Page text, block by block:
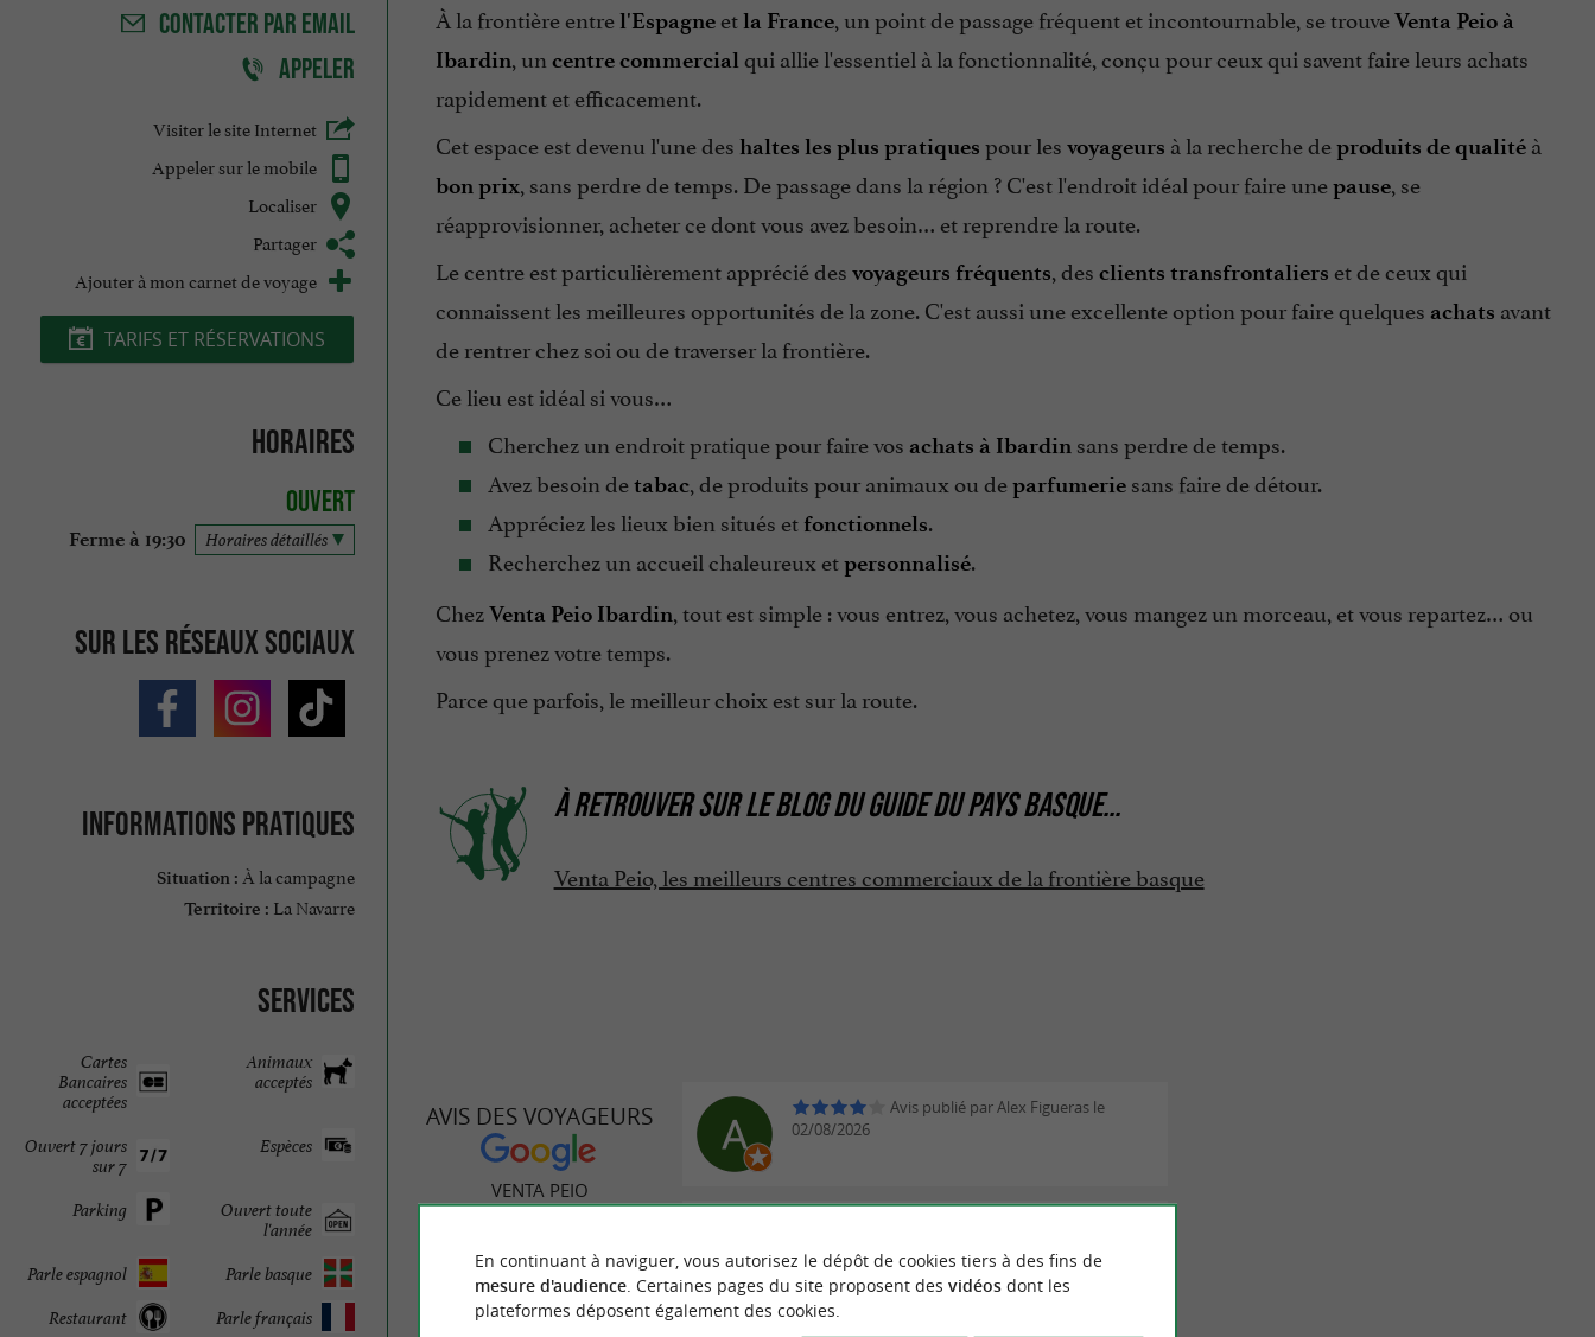
CONTACTER PAR EMAIL
APPELER
Visiter le site Internet
Appeler sur le mobile
Localiser
Partager
Ajouter à mon carnet de voyage
TARIFS ET RÉSERVATIONS
Horaires
Ouvert
Ferme à 19:30 Horaires détaillés
Sur les réseaux sociaux
Informations pratiques
Situation : À la campagne
Territoire : La Navarre
Services
Animaux
acceptés
Cartes
Bancaires
acceptées
Espèces
Ouvert 7 jours
sur 7
Ouvert toute
l'année
Parking
Parle basque
Parle espagnol
Parle français
Restaurant
À la frontière entrel'Espagneetla France, un point de passage fréquent et incontournable, se trouveVenta Peio à
Ibardin, un centre commercial qui allie l'essentiel à la fonctionnalité, conçu pour ceux qui savent faire leurs achats
rapidement et efficacement.
Cet espace est devenu l'une des haltes les plus pratiques pour les voyageurs à la recherche deproduits de qualitéà
bon prix, sans perdre de temps. De passage dans la région ? C'est l'endroit idéal pour faire unepause, se
réapprovisionner, acheter ce dont vous avez besoin… et reprendre la route.
Le centre est particulièrement apprécié des voyageurs fréquents, des clients transfrontaliers et de ceux qui
connaissent les meilleures opportunités de la zone. C'est aussi une excellente option pour faire quelques achats avant
de rentrer chez soi ou de traverser la frontière.
Ce lieu est idéal si vous…
Cherchez un endroit pratique pour faire vos achats à Ibardin sans perdre de temps.
Avez besoin detabac, de produits pour animaux ou deparfumeriesans faire de détour.
Appréciez les lieux bien situés et fonctionnels.
Recherchez un accueil chaleureux etpersonnalisé.
ChezVenta Peio Ibardin, tout est simple : vous entrez, vous achetez, vous mangez un morceau, et vous repartez… ou
vous prenez votre temps.
Parce que parfois, le meilleur choix est sur la route.
À RETROUVER SURLE BLOG DU GUIDE DU PAYS BASQUE...
Venta Peio, les meilleurs centres commerciaux de la frontière basque
AVIS DES VOYAGEURS
VENTA PEIO
9565 avis
Avis publié par Alex Figueras le
02/08/2026
En continuant à naviguer, vous autorisez le dépôt de cookies tiers à des fins de
mesure d'audience. Certaines pages du site proposent des vidéosdont les
plateformes déposent également des cookies.